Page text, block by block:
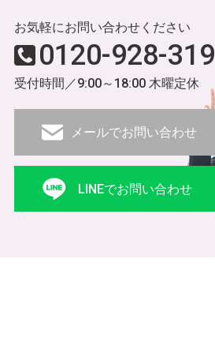
お気軽にお問い合わせください
0120-928-319
受付時間／9:00～18:00 木曜定休
メールでお問い合わせ
LINEでお問い合わせ